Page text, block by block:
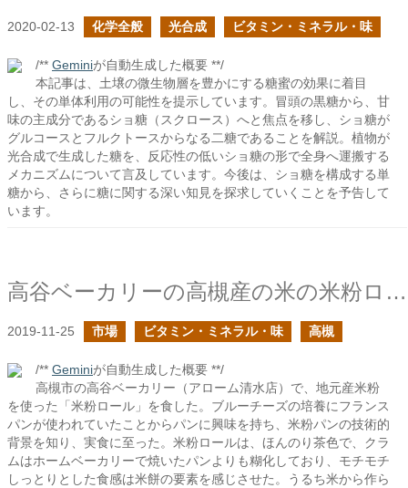
2020-02-13 化学全般 光合成 ビタミン・ミネラル・味
/** Geminiが自動生成した概要 **/
本記事は、土壌の微生物層を豊かにする糖蜜の効果に着目
し、その単体利用の可能性を提示しています。冒頭の黒糖から、甘
味の主成分であるショ糖（スクロース）へと焦点を移し、ショ糖が
グルコースとフルクトースからなる二糖であることを解説。植物が
光合成で生成した糖を、反応性の低いショ糖の形で全身へ運搬する
メカニズムについて言及しています。今後は、ショ糖を構成する単
糖から、さらに糖に関する深い知見を探求していくことを予告して
います。
高谷ベーカリーの高槻産の米の米粉ロール
2019-11-25 市場 ビタミン・ミネラル・味 高槻
/** Geminiが自動生成した概要 **/
高槻市の高谷ベーカリー（アローム清水店）で、地元産米粉
を使った「米粉ロール」を食した。ブルーチーズの培養にフランス
パンが使われていたことからパンに興味を持ち、米粉パンの技術的
背景を知り、実食に至った。米粉ロールは、ほんのり茶色で、クラ
ムはホームベーカリーで焼いたパンよりも糊化しており、モチモチ
しっとりとした食感は米餅の要素を感じさせた。うるち米から作ら